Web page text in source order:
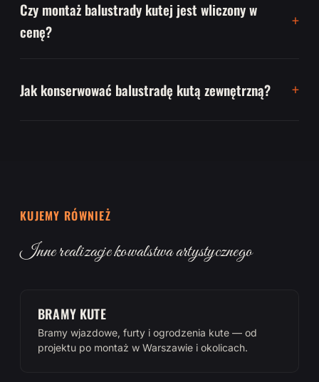
Czy montaż balustrady kutej jest wliczony w
cenę?
Jak konserwować balustradę kutą zewnętrzną?
KUJEMY RÓWNIEŻ
Inne realizacje kowalstwa artystycznego
BRAMY KUTE
Bramy wjazdowe, furty i ogrodzenia kute — od
projektu po montaż w Warszawie i okolicach.